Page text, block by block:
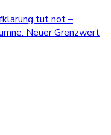
tut not –
Neuer Grenzwert